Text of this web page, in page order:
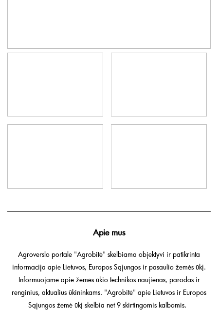
Apie mus
Agroverslo portale "Agrobitė" skelbiama objektyvi ir patikrinta
informacija apie Lietuvos, Europos Sąjungos ir pasaulio žemės ūkį.
Informuojame apie žemės ūkio technikos naujienas, parodas ir
renginius, aktualius ūkininkams. "Agrobitė" apie Lietuvos ir Europos
Sąjungos žemė ūkį skelbia net 9 skirtingomis kalbomis.